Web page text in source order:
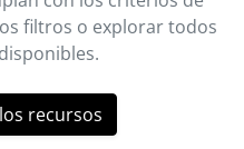
filtros o explorar todos
recursos